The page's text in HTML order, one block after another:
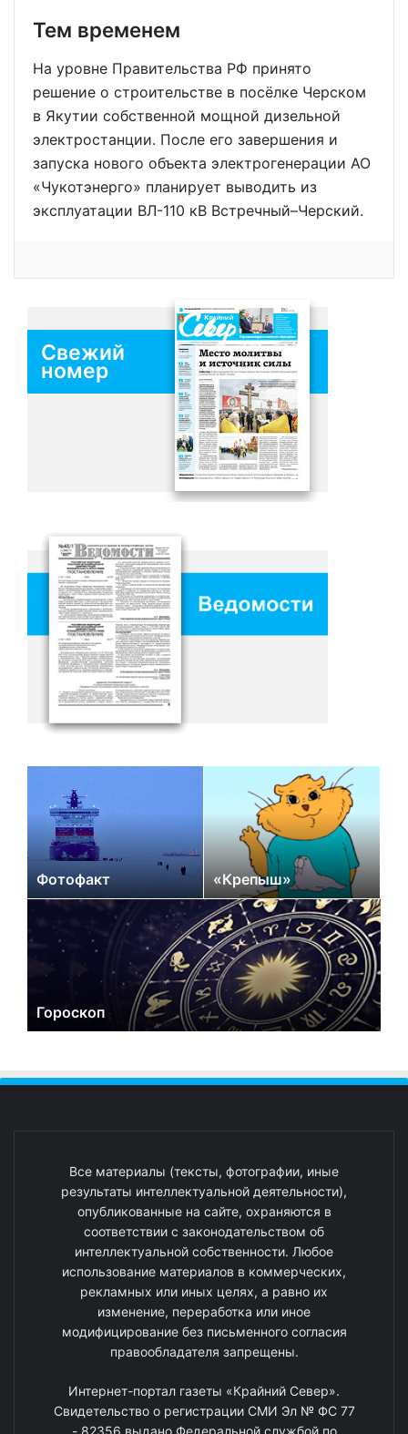
Тем временем
На уровне Правительства РФ принято
решение о строительстве в посёлке Черском
в Якутии собственной мощной дизельной
электростанции. После его завершения и
запуска нового объекта электрогенерации АО
«Чукотэнерго» планирует выводить из
эксплуатации ВЛ-110 кВ Встречный–Черский.
Свежий
номер
Фотофакт «Крепыш»
Гороскоп
Все материалы (тексты, фотографии, иные
результаты интеллектуальной деятельности),
опубликованные на сайте, охраняются в
соответствии с законодательством об
интеллектуальной собственности. Любое
использование материалов в коммерческих,
рекламных или иных целях, а равно их
изменение, переработка или иное
модифицирование без письменного согласия
правообладателя запрещены.
Интернет-портал газеты «Крайний Север».
Свидетельство о регистрации СМИ Эл № ФС 77
- 82356 выдано Федеральной службой по